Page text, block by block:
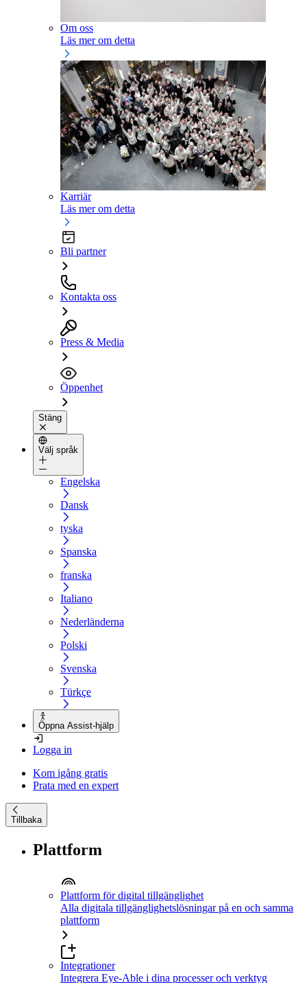
Om oss
Läs mer om detta
Karriär
Läs mer om detta
Bli partner
Kontakta oss
Press & Media
Öppenhet
Stäng
Välj språk
Engelska
Dansk
tyska
Spanska
franska
Italiano
Nederländerna
Polski
Svenska
Türkçe
Öppna Assist-hjälp
Logga in
Kom igång gratis
Prata med en expert
Tillbaka
Plattform
Plattform för digital tillgänglighet
Alla digitala tillgänglighetslösningar på en och samma
plattform
Integrationer
Integrera Eye-Able i dina processer och verktyg